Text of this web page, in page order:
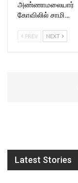
அண்ணாமலையார்
கோவிலில் சாமி…
PREV NEXT
Latest Stories